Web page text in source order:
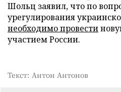
Шольц заявил, что по
урегулирования
необходимо провести
участием России.
Текст: Антон Антонов